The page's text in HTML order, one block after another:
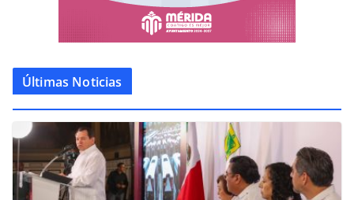
Últimas Noticias